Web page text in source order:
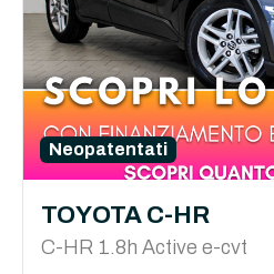
Neopatentati
TOYOTA C-HR
C-HR 1.8h Active e-cvt